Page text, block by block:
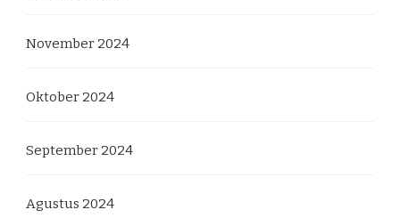
November 2024
Oktober 2024
September 2024
Agustus 2024